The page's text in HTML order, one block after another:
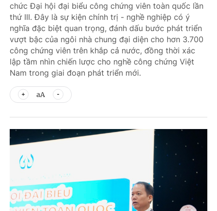
chức Đại hội đại biểu công chứng viên toàn quốc lần
thứ III. Đây là sự kiện chính trị - nghề nghiệp có ý
nghĩa đặc biệt quan trọng, đánh dấu bước phát triển
vượt bậc của ngôi nhà chung đại diện cho hơn 3.700
công chứng viên trên khắp cả nước, đồng thời xác
lập tầm nhìn chiến lược cho nghề công chứng Việt
Nam trong giai đoạn phát triển mới.
aA